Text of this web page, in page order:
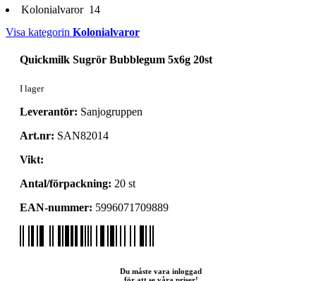
Kolonialvaror 14
Visa kategorin Kolonialvaror
Quickmilk Sugrör Bubblegum 5x6g 20st
I lager
Leverantör: Sanjogruppen
Art.nr: SAN82014
Vikt:
Antal/förpackning: 20 st
EAN-nummer: 5996071709889
Du måste vara inloggad
för att se våra priser!